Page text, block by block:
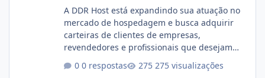
A DDR Host está expandindo sua atuação no
mercado de hospedagem e busca adquirir
carteiras de clientes de empresas,
revendedores e profissionais que desejam
encerrar suas atividades ou reduzir sua
operação. Se você possui clientes ativos de
0 respostas 275 visualizações